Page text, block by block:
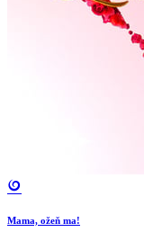
Mama, ožeň ma!